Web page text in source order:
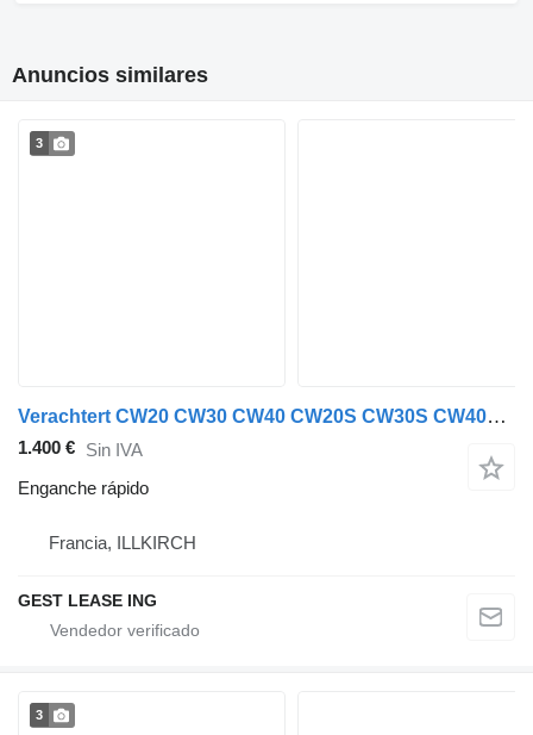
Anuncios similares
3
Verachtert CW20 CW30 CW40 CW20S CW30S CW40S enganche rápido
1.400 € Sin IVA
Enganche rápido
Francia, ILLKIRCH
GEST LEASE ING
3